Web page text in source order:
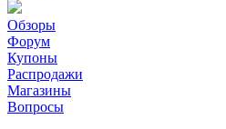
Обзоры
Форум
Купоны
Распродажи
Магазины
Вопросы